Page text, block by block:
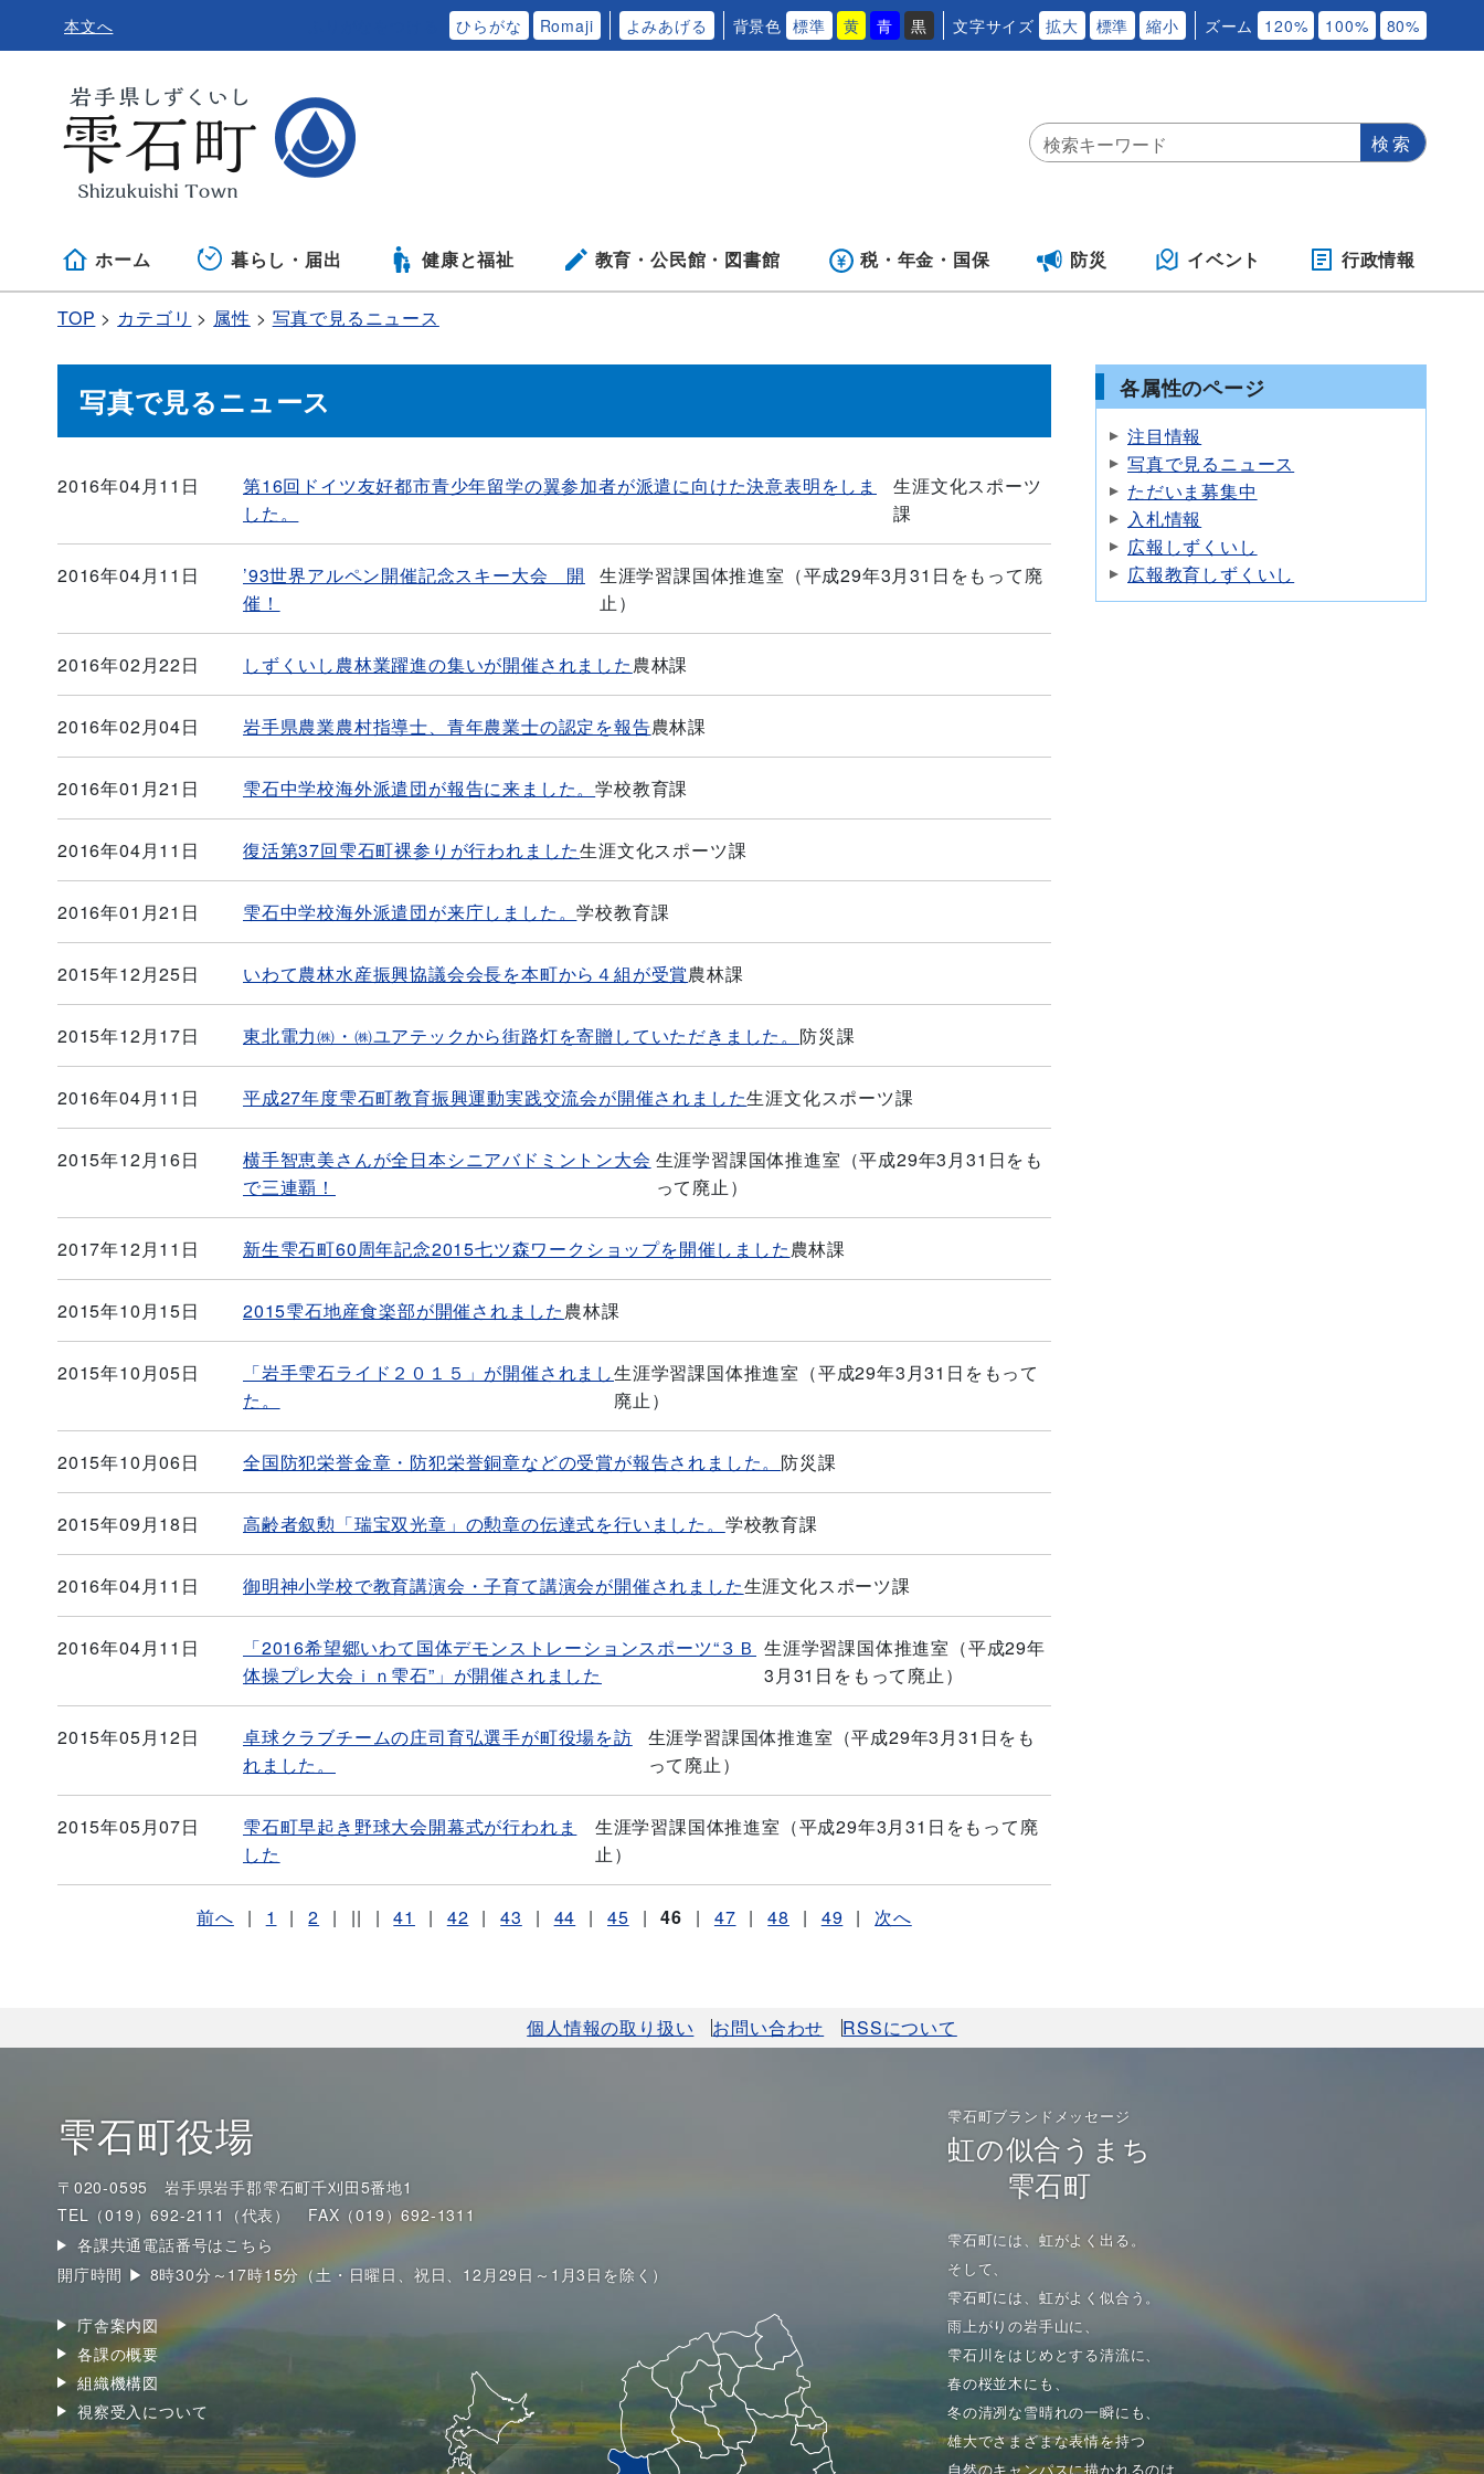
本文へ ひらがな Romaji よみあげる 背景色 標準 黄 青 黒 文字サイズ 拡大 標準 縮小 ズーム 120% 100% 80%
ホーム 暮らし・届出 健康と福祉 教育・公民館・ 図書館 税・年金・ 国保 防災 イベント 行政情報
TOP カテゴリ 属性 写真で見るニュース
写真で見るニュース
2016年04月11日
第16回ドイツ友好都市青少年留学の翼参加者が派遣に向けた決意表明をしま
した。
生涯文化スポーツ
課
2016年04月11日
’93世界アルペン開催記念スキー大会 開
催！
生涯学習課国体推進室（平成29年3月31日をもって廃
止）
2016年02月22日 しずくいし農林業躍進の集いが開催されました農林課
2016年02月04日 岩手県農業農村指導士、青年農業士の認定を報告農林課
2016年01月21日 雫石中学校海外派遣団が報告に来ました。学校教育課
2016年04月11日 復活第37回雫石町裸参りが行われました生涯文化スポーツ課
2016年01月21日 雫石中学校海外派遣団が来庁しました。学校教育課
2015年12月25日 いわて農林水産振興協議会会長を本町から４組が受賞農林課
2015年12月17日 東北電力㈱・㈱ユアテックから街路灯を寄贈していただきました。 防災課
2016年04月11日 平成27年度雫石町教育振興運動実践交流会が開催されました生涯文化スポーツ課
2015年12月16日
横手智恵美さんが全日本シニアバドミントン大会
で三連覇！
生涯学習課国体推進室（平成29年3月31日をも
って廃止）
2017年12月11日 新生雫石町60周年記念2015七ツ森ワークショップを開催しました農林課
2015年10月15日 2015雫石地産食楽部が開催されました農林課
2015年10月05日
「岩手雫石ライド２０１５」が開催されまし
た。
生涯学習課国体推進室（平成29年3月31日をもって
廃止）
2015年10月06日 全国防犯栄誉金章・防犯栄誉銅章などの受賞が報告されました。 防災課
2015年09月18日 高齢者叙勲「瑞宝双光章」の勲章の伝達式を行いました。 学校教育課
2016年04月11日 御明神小学校で教育講演会・子育て講演会が開催されました生涯文化スポーツ課
2016年04月11日
「2016希望郷いわて国体デモンストレーションスポーツ“３Ｂ
体操プレ大会ｉｎ雫石”」が開催されました
生涯学習課国体推進室（平成29年
3月31日をもって廃止）
2015年05月12日
卓球クラブチームの庄司育弘選手が町役場を訪
れました。
生涯学習課国体推進室（平成29年3月31日をも
って廃止）
2015年05月07日
雫石町早起き野球大会開幕式が行われま
した
生涯学習課国体推進室（平成29年3月31日をもって廃
止）
前へ | 1 | 2 | || | 41 | 42 | 43 | 44 | 45 | 46 | 47 | 48 | 49 | 次へ
各属性のページ
注目情報
写真で見るニュース
ただいま募集中
入札情報
広報しずくいし
広報教育しずくいし
個人情報の取り扱い お問い合わせ RSSについて
雫石町役場
〒020-0595 岩手県岩手郡雫石町千刈田5番地1
TEL（019）692-2111（代表）
FAX（019）692-1311
各課共通電話番号はこちら
開庁時間 ▶ 8時30分～17時15分（土・日曜日、祝日、12月29日～1月3日を除く）
庁舎案内図
各課の概要
組織機構図
視察受入について
雫石町ブランドメッセージ
虹の似合うまち
雫石町
雫石町には、虹がよく出る。
そして、
雫石町には、虹がよく似合う。
雨上がりの岩手山に、
雫石川をはじめとする清流に、
春の桜並木にも、
冬の清冽な雪晴れの一瞬にも、
雄大でさまざまな表情を持つ
自然のキャンパスに描かれるのは